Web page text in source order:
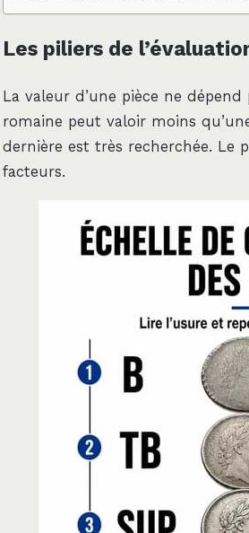
Les piliers de
La valeur d’une pièce ne
romaine peut valoir moins
dernière est très recherchée. Le
facteurs.